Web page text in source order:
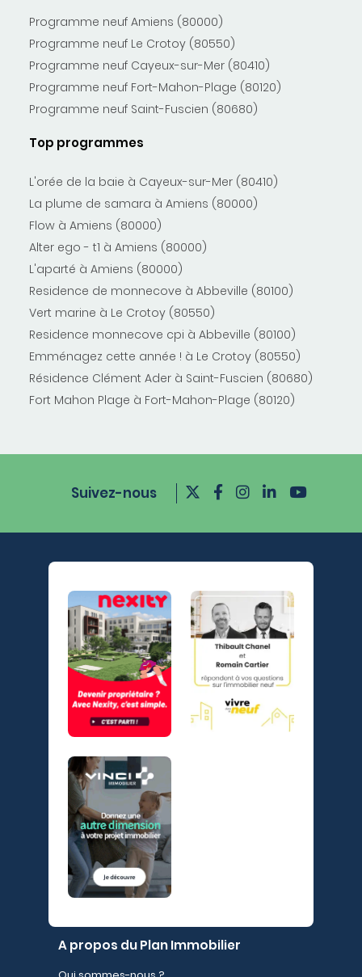
Programme neuf Amiens (80000)
Programme neuf Le Crotoy (80550)
Programme neuf Cayeux-sur-Mer (80410)
Programme neuf Fort-Mahon-Plage (80120)
Programme neuf Saint-Fuscien (80680)
Top programmes
L'orée de la baie à Cayeux-sur-Mer (80410)
La plume de samara à Amiens (80000)
Flow à Amiens (80000)
Alter ego - t1 à Amiens (80000)
L'aparté à Amiens (80000)
Residence de monnecove à Abbeville (80100)
Vert marine à Le Crotoy (80550)
Residence monnecove cpi à Abbeville (80100)
Emménagez cette année ! à Le Crotoy (80550)
Résidence Clément Ader à Saint-Fuscien (80680)
Fort Mahon Plage à Fort-Mahon-Plage (80120)
Suivez-nous
A propos du Plan Immobilier